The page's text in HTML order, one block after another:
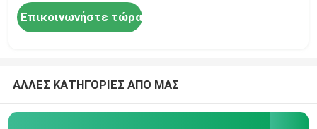
Επικοινωνήστε τώρα
ΑΛΛΕΣ ΚΑΤΗΓΟΡΙΕΣ ΑΠΟ ΜΑΣ